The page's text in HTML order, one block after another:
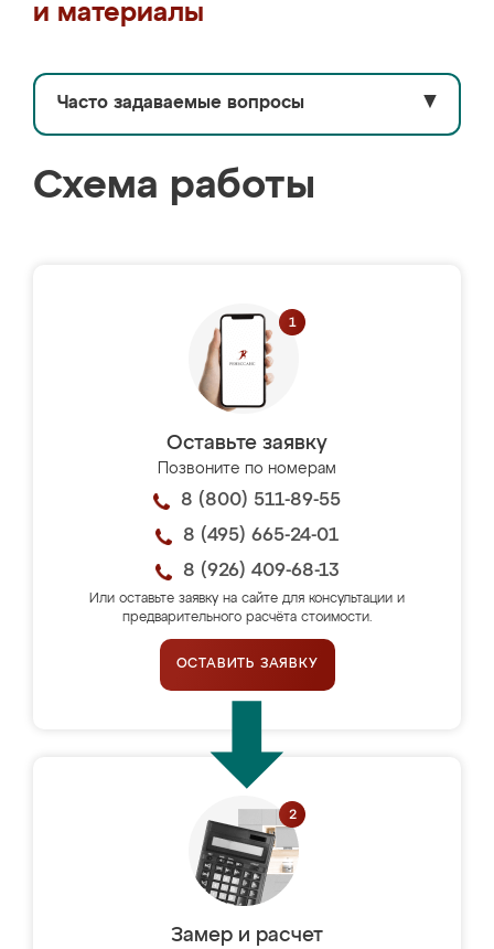
и материалы
Часто задаваемые вопросы ▼
Схема работы
Оставьте заявку
Позвоните по номерам
8 (800) 511-89-55
8 (495) 665-24-01
8 (926) 409-68-13
Или оставьте заявку на сайте для консультации и
предварительного расчёта стоимости.
ОСТАВИТЬ ЗАЯВКУ
Замер и расчет